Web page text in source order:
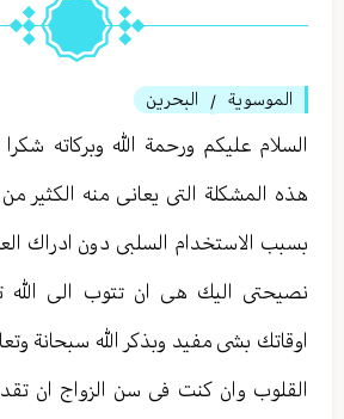
الموسوية / البحرين
السلام عليكم ورحمة الله وبركاته
هذه المشكلة التى يعانى منه الكثير
بسبب الاستخدام السلبى دون ادراك
نصيحتى اليك هى ان تتوب الى الله
اوقاتك بشى مفيد وبذكر الله سبحانة
القلوب وان كنت فى سن الزواج ان